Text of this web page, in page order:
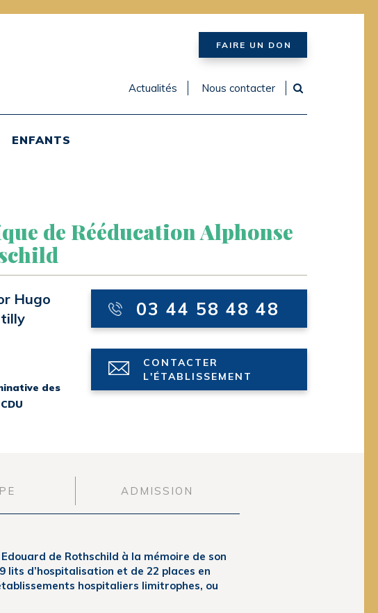
FAIRE UN DON
Actualités Nous contacter
ENFANTS
de Rééducation Alphonse
Hugo
des
03 44 58 48 48
CONTACTER
L'ÉTABLISSEMENT
ADMISSION
de Rothschild à la mémoire de son
lits d’hospitalisation et de 22 places en
hospitaliers limitrophes, ou